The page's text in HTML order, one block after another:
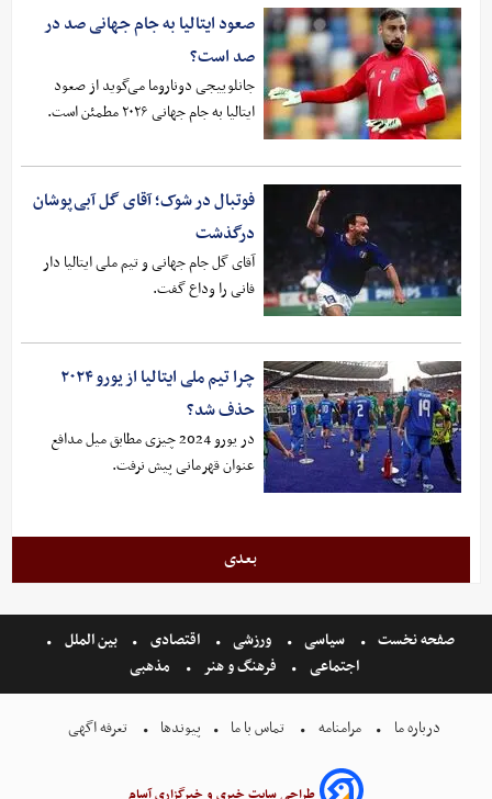
صعود ایتالیا به جام جهانی صد در
صد است؟
جانلوییجی دوناروما می‌گوید از صعود
ایتالیا به جام جهانی ۲۰۲۶ مطمئن است.
فوتبال در شوک؛ آقای گل آبی‌پوشان
درگذشت
آقای گل جام جهانی و تیم ملی ایتالیا دار
فانی را وداع گفت.
چرا تیم ملی ایتالیا از یورو ۲۰۲۴
حذف شد؟
در یورو 2024 چیزی مطابق میل مدافع
عنوان قهرمانی پیش نرفت.
بعدی
صفحه نخست سیاسی ورزشی اقتصادی
بین الملل
اجتماعی
فرهنگ و هنر مذهبی
درباره ما مرامنامه تماس با ما پیوندها تعرفه اگهی
طراحی سایت خبری و خبرگزاری آسام